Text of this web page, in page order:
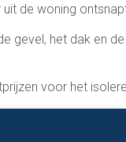
de woning
gevel, het dak en
voor het